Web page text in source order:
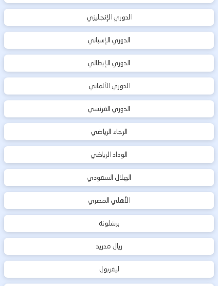
الدوري الإنجليزي
الدوري الإسباني
الدوري الإيطالي
الدوري الألماني
الدوري الفرنسي
الرجاء الرياضي
الوداد الرياضي
الهلال السعودي
الأهلي المصري
برشلونة
ريال مدريد
ليفربول